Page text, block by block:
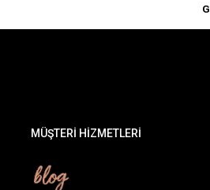
MÜŞTERİ HİZMETLERİ